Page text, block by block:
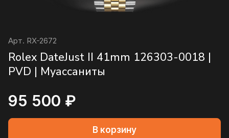
Арт. RX-2672
Rolex DateJust II 41mm 126303-0018 |
PVD | Муассаниты
95 500 ₽
В корзину